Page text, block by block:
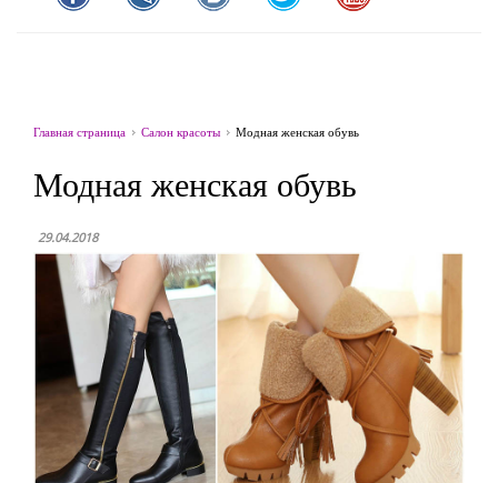
Главная страница Салон красоты Модная женская обувь
Модная женская обувь
29.04.2018